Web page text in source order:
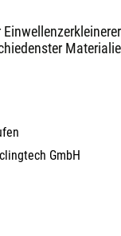
GmbH